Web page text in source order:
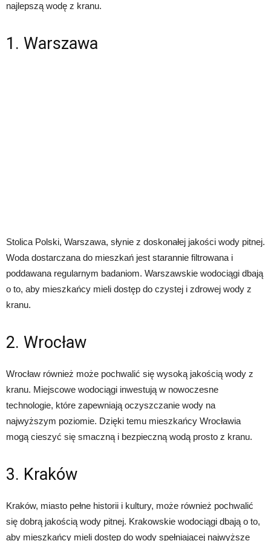
najlepszą wodę z kranu.
1. Warszawa
Stolica Polski, Warszawa, słynie z doskonałej jakości wody pitnej.
Woda dostarczana do mieszkań jest starannie filtrowana i
poddawana regularnym badaniom. Warszawskie wodociągi dbają
o to, aby mieszkańcy mieli dostęp do czystej i zdrowej wody z
kranu.
2. Wrocław
Wrocław również może pochwalić się wysoką jakością wody z
kranu. Miejscowe wodociągi inwestują w nowoczesne
technologie, które zapewniają oczyszczanie wody na
najwyższym poziomie. Dzięki temu mieszkańcy Wrocławia
mogą cieszyć się smaczną i bezpieczną wodą prosto z kranu.
3. Kraków
Kraków, miasto pełne historii i kultury, może również pochwalić
się dobrą jakością wody pitnej. Krakowskie wodociągi dbają o to,
aby mieszkańcy mieli dostęp do wody spełniającej najwyższe